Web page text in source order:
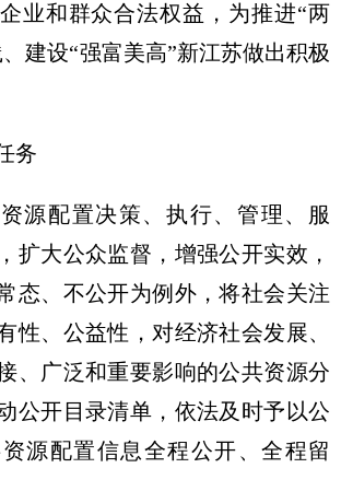
业和群众合法权益，为推进“两
建设“强富美高”新江苏做出积极
务
源配置决策、执行、管理、服
扩大公众监督，增强公开实效，
态、不公开为例外，将社会关注
性、公益性，对经济社会发展、
、广泛和重要影响的公共资源分
公开目录清单，依法及时予以公
源配置信息全程公开、全程留